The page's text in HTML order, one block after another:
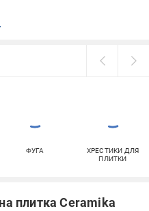
ФУГА
ХРЕСТИКИ ДЛЯ
ПЛИТКИ
плитка Ceramika